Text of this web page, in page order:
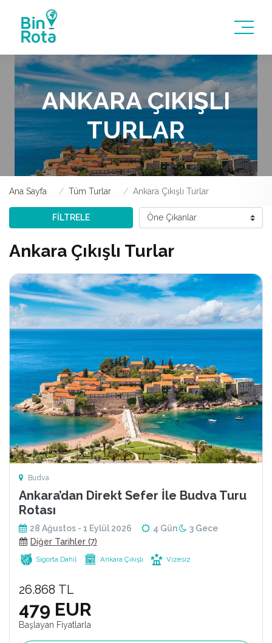
ANKARA ÇIKIŞLI
TURLAR
Ana Sayfa Tüm Turlar Ankara Çıkışlı Turlar
FİLTRELE
Ankara Çıkışlı Turlar
Budva
Ankara’dan Direkt Sefer İle Budva Turu
Rotası
28 Ağustos - 1 Eylül 2026 4 Gün
3 Gece
Diğer Tarihler (7)
Sigorta Dahil Ankara Çıkışlı Vizesiz
26.868 TL
479 EUR
Başlayan Fiyatlarla